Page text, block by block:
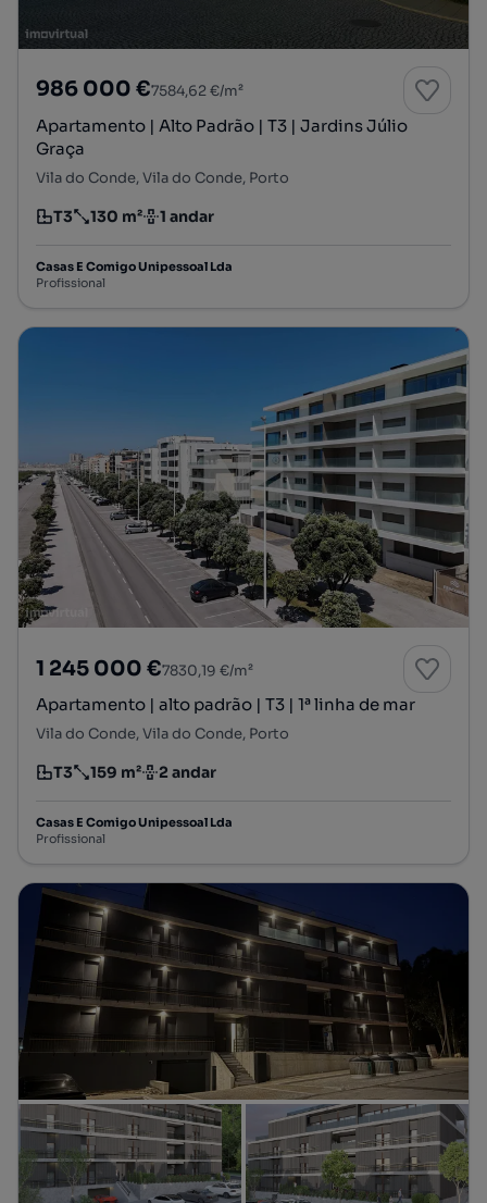
986 000 €7584,62 €/m²
Apartamento | Alto Padrão | T3 | Jardins Júlio
Graça
Vila do Conde, Vila do Conde, Porto
Tipologia
T3
Preço por metro quadrado
130 m²
Andar 1 andar
Casas E Comigo Unipessoal Lda
Profissional
1 245 000 €7830,19 €/m²
Apartamento | alto padrão | T3 | 1ª linha de mar
Vila do Conde, Vila do Conde, Porto
Tipologia
T3
Preço por metro quadrado
159 m²
Andar 2 andar
Casas E Comigo Unipessoal Lda
Profissional